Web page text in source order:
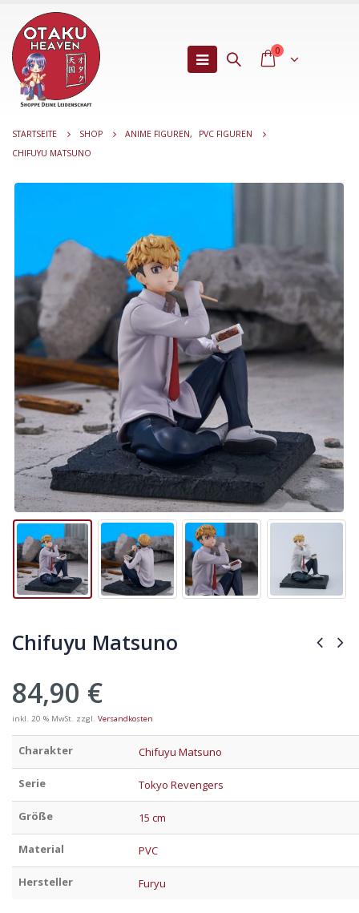
0
STARTSEITE SHOP ANIME FIGUREN,
PVC FIGUREN
CHIFUYU MATSUNO
Chifuyu Matsuno
84,90 €
inkl. 20 % MwSt. zzgl. Versandkosten
Charakter Chifuyu Matsuno
Serie Tokyo Revengers
Größe 15 cm
Material PVC
Hersteller Furyu